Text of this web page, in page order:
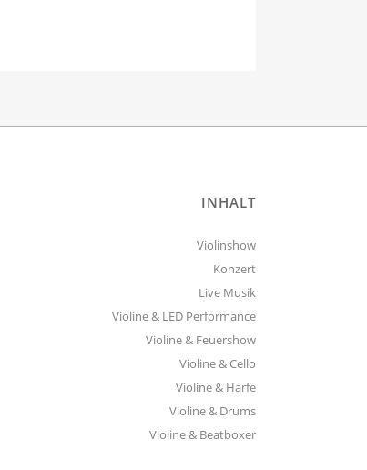
INHALT
Violinshow
Konzert
Live Musik
Violine & LED Performance
Violine & Feuershow
Violine & Cello
Violine & Harfe
Violine & Drums
Violine & Beatboxer